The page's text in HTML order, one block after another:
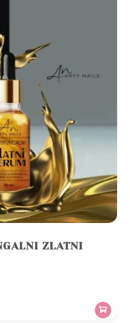
ZLATNI